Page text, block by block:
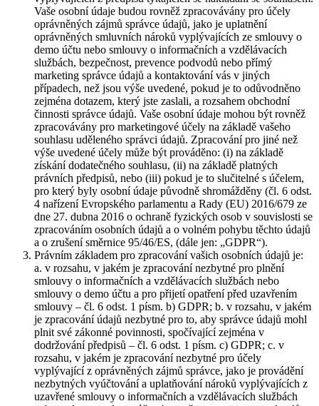
Vaše osobní údaje budou rovněž zpracovávány pro účely
oprávněných zájmů správce údajů, jako je uplatnění
oprávněných smluvních nároků vyplývajících ze smlouvy o
demo účtu nebo smlouvy o informačních a vzdělávacích
službách, bezpečnost, prevence podvodů nebo přímý
marketing správce údajů a kontaktování vás v jiných
případech, než jsou výše uvedené, pokud je to odůvodněno
zejména dotazem, který jste zaslali, a rozsahem obchodní
činnosti správce údajů. Vaše osobní údaje mohou být rovněž
zpracovávány pro marketingové účely na základě vašeho
souhlasu uděleného správci údajů. Zpracování pro jiné než
výše uvedené účely může být prováděno: (i) na základě
získání dodatečného souhlasu, (ii) na základě platných
právních předpisů, nebo (iii) pokud je to slučitelné s účelem,
pro který byly osobní údaje původně shromážděny (čl. 6 odst.
4 nařízení Evropského parlamentu a Rady (EU) 2016/679 ze
dne 27. dubna 2016 o ochraně fyzických osob v souvislosti se
zpracováním osobních údajů a o volném pohybu těchto údajů
a o zrušení směrnice 95/46/ES, (dále jen: „GDPR“).
Právním základem pro zpracování vašich osobních údajů je:
a. v rozsahu, v jakém je zpracování nezbytné pro plnění
smlouvy o informačních a vzdělávacích službách nebo
smlouvy o demo účtu a pro přijetí opatření před uzavřením
smlouvy – čl. 6 odst. 1 písm. b) GDPR; b. v rozsahu, v jakém
je zpracování údajů nezbytné pro to, aby správce údajů mohl
plnit své zákonné povinnosti, spočívající zejména v
dodržování předpisů – čl. 6 odst. 1 písm. c) GDPR; c. v
rozsahu, v jakém je zpracování nezbytné pro účely
vyplývající z oprávněných zájmů správce, jako je provádění
nezbytných vyúčtování a uplatňování nároků vyplývajících z
uzavřené smlouvy o informačních a vzdělávacích službách